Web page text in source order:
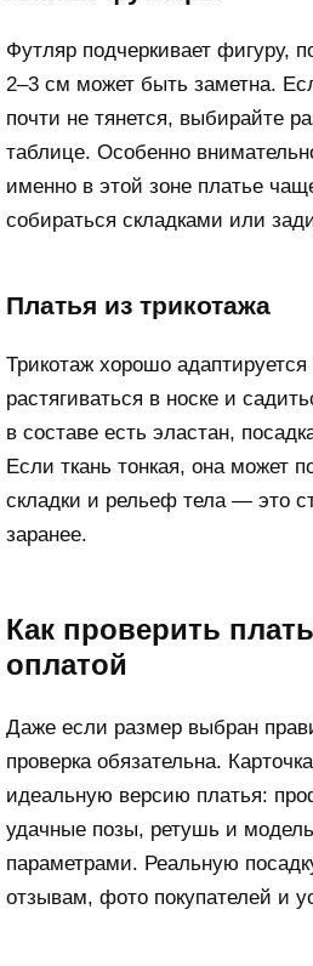
Футляр подчеркивает фигуру,
2–3 см может быть заметна.
почти не тянется, выбирайте
таблице. Особенно
именно в этой зоне платье
собираться складками или
Платья из трикотажа
Трикотаж хорошо
растягиваться в носке и
в составе есть эластан,
Если ткань тонкая, она может
складки и рельеф тела — это
заранее.
Как проверить
оплатой
Даже если размер выбран
проверка обязательна.
идеальную версию платья:
удачные позы, ретушь и
параметрами. Реальную
отзывам, фото покупателей и